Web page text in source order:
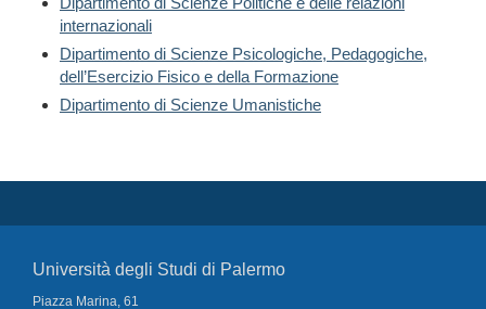
internazionali
Dipartimento di Scienze Psicologiche, Pedagogiche,
dell’Esercizio Fisico e della Formazione
Dipartimento di Scienze Umanistiche
Università degli Studi di Palermo
Piazza Marina, 61